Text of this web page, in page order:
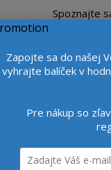
Spoznajte
Veľkoobchod Viac
Novinky
Zapojte sa do našej
vyhrajte balíček v
Pre nákup so